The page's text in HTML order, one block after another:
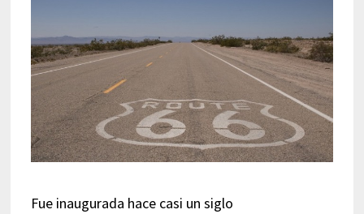
Fue inaugurada hace casi un siglo